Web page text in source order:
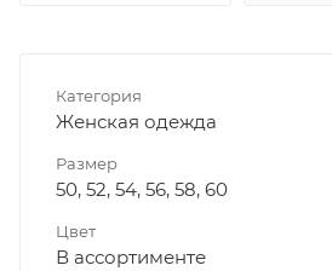
Категория
Женская одежда
Размер
50, 52, 54, 56, 58, 60
Цвет
В ассортименте